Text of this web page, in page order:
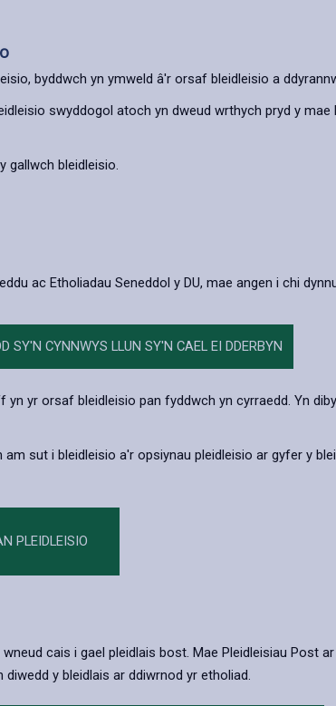
byddwch yn ymweld â'r orsaf bleidleisio a
swyddogol atoch yn dweud wrthych pryd y
gallwch bleidleisio.
ac Etholiadau Seneddol y DU, mae angen i chi
SY'N CYNNWYS LLUN SY'N CAEL EI DDERBYN
yr orsaf bleidleisio pan fyddwch yn cyrraedd. Yn
sut i bleidleisio a'r opsiynau pleidleisio ar gyfer y
PLEIDLEISIO
cais i gael pleidlais bost. Mae Pleidleisiau Post
y bleidlais ar ddiwrnod yr etholiad.